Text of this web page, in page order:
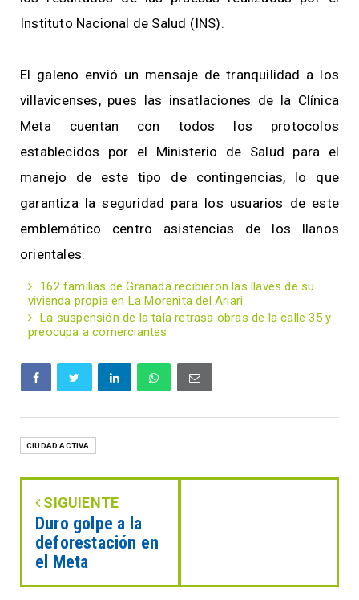
Instituto Nacional de Salud (INS).
El galeno envió un mensaje de tranquilidad a los
villavicenses, pues las insatlaciones de la Clínica
Meta cuentan con todos los protocolos
establecidos por el Ministerio de Salud para el
manejo de este tipo de contingencias, lo que
garantiza la seguridad para los usuarios de este
emblemático centro asistencias de los llanos
orientales.
162 familias de Granada recibieron las llaves de su
vivienda propia en La Morenita del Ariari
La suspensión de la tala retrasa obras de la calle 35 y
preocupa a comerciantes
CIUDAD ACTIVA
SIGUIENTE
Duro golpe a la
deforestación en
el Meta